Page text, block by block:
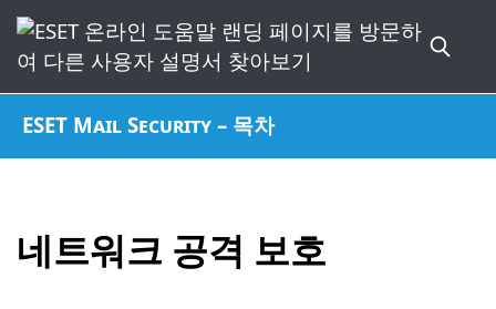
ESET Mail Security – 목차
네트워크 공격 보호